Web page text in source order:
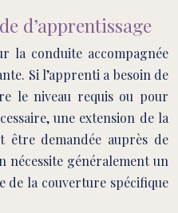
d’apprentissage
la conduite accompagnée
Si l’apprenti a besoin de
le niveau requis ou pour
une extension de la
être demandée auprès de
nécessite généralement un
de la couverture spécifique